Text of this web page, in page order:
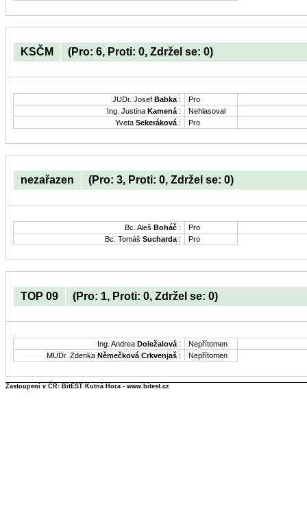
KSČM (Pro: 6, Proti: 0, Zdržel se: 0)
JUDr. Josef Babka :
Pro
Ing. Justina Kamená :
Nehlasoval
Yveta Sekeráková : Pro
nezařazen (Pro: 3, Proti: 0, Zdržel se: 0)
Bc. Aleš Boháč :
Pro
Bc. Tomáš Sucharda : Pro
TOP 09 (Pro: 1, Proti: 0, Zdržel se: 0)
Ing. Andrea Doležalová :
Nepřítomen
MUDr. Zdenka Němečková Crkvenjaš : Nepřítomen
Zastoupení v ČR: BitEST Kutná Hora - www.bitest.cz